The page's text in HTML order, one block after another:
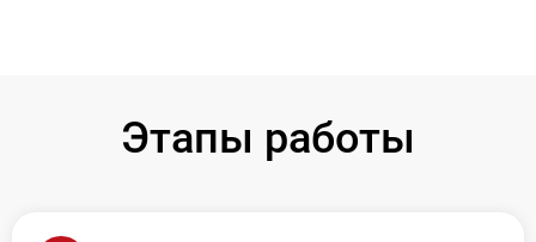
Этапы работы